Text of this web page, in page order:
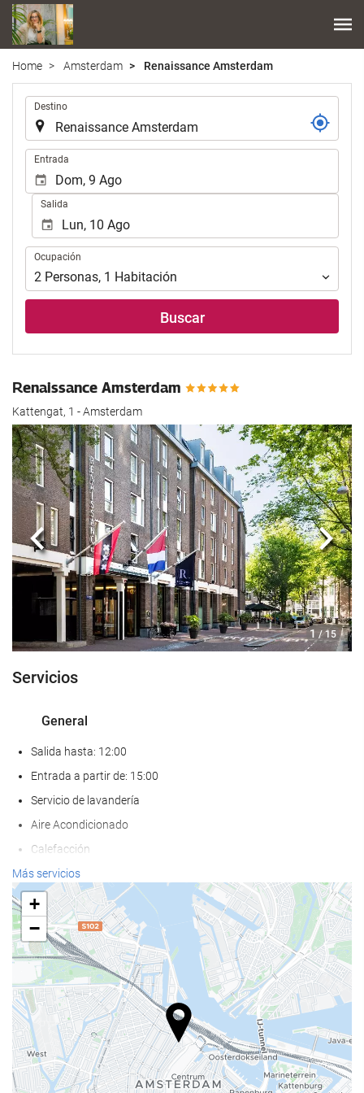
Home Amsterdam Renaissance Amsterdam
Destino
Entrada
Salida
Ocupación
Ocupación
2 Personas, 1 Habitación
Buscar
Renaissance Amsterdam
Kattengat, 1 - Amsterdam
1 / 15
Anterior
Servicios
General
Salida hasta: 12:00
Entrada a partir de: 15:00
Servicio de lavandería
Aire Acondicionado
Calefacción
Ascensor
Adaptado para personas con movilidad reducida
Habitaciones No fumadores
Hotel no fumadores
Habitaciones hipoalergénicas
Habitaciones insonorizadas
No admite mascotas
Comida y bebida
Más servicios
+
−